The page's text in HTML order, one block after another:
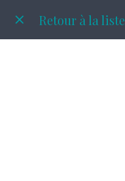
Retour à la liste